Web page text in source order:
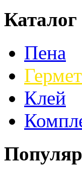
Каталог
Пена
Клей